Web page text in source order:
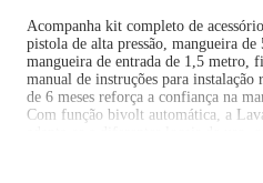
Acompanha kit completo de
pistola de alta pressão, mangueira
mangueira de entrada de 1,5 metro,
manual de instruções para
de 6 meses reforça a confiança na
Com função bivolt automática, a